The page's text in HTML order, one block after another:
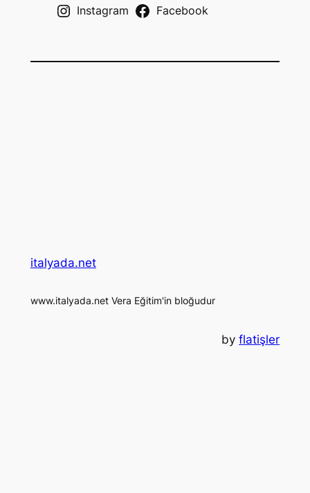
Instagram Facebook
italyada.net
www.italyada.net Vera Eğitim'in bloğudur
byflatişler